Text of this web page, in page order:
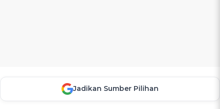
Jadikan Sumber Pilihan